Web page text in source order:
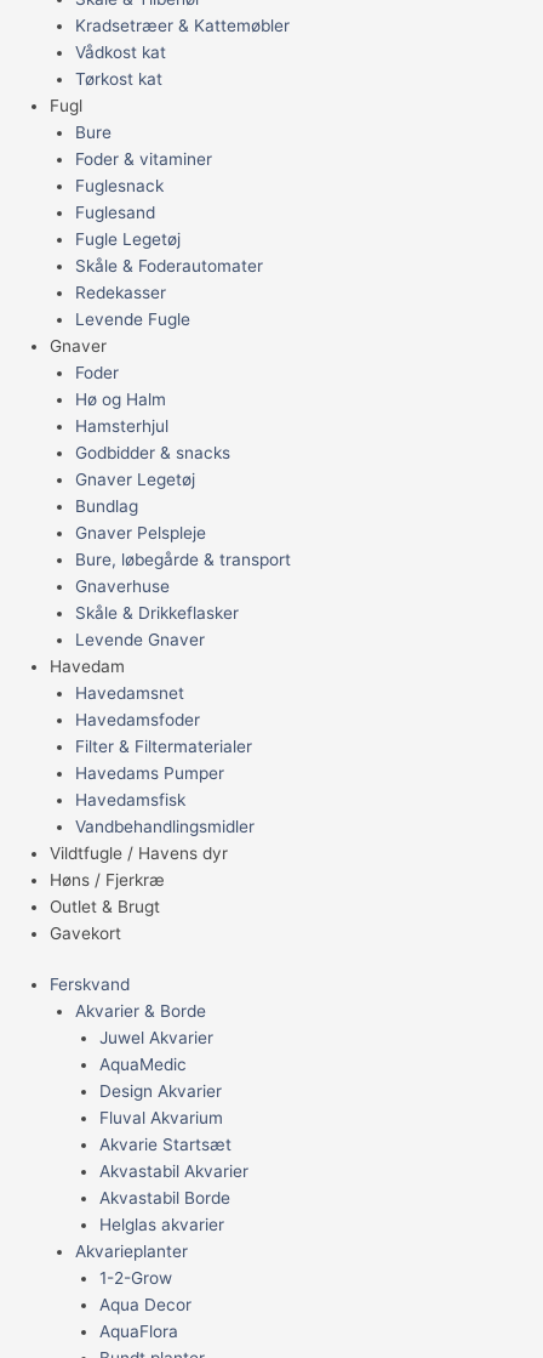
Kradsetræer & Kattemøbler
Vådkost kat
Tørkost kat
Fugl
Bure
Foder & vitaminer
Fuglesnack
Fuglesand
Fugle Legetøj
Skåle & Foderautomater
Redekasser
Levende Fugle
Gnaver
Foder
Hø og Halm
Hamsterhjul
Godbidder & snacks
Gnaver Legetøj
Bundlag
Gnaver Pelspleje
Bure, løbegårde & transport
Gnaverhuse
Skåle & Drikkeflasker
Levende Gnaver
Havedam
Havedamsnet
Havedamsfoder
Filter & Filtermaterialer
Havedams Pumper
Havedamsfisk
Vandbehandlingsmidler
Vildtfugle / Havens dyr
Høns / Fjerkræ
Outlet & Brugt
Gavekort
Ferskvand
Akvarier & Borde
Juwel Akvarier
AquaMedic
Design Akvarier
Fluval Akvarium
Akvarie Startsæt
Akvastabil Akvarier
Akvastabil Borde
Helglas akvarier
Akvarieplanter
1-2-Grow
Aqua Decor
AquaFlora